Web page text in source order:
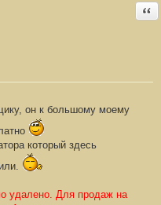
он к большому моему
который здесь
удалено. Для продаж на